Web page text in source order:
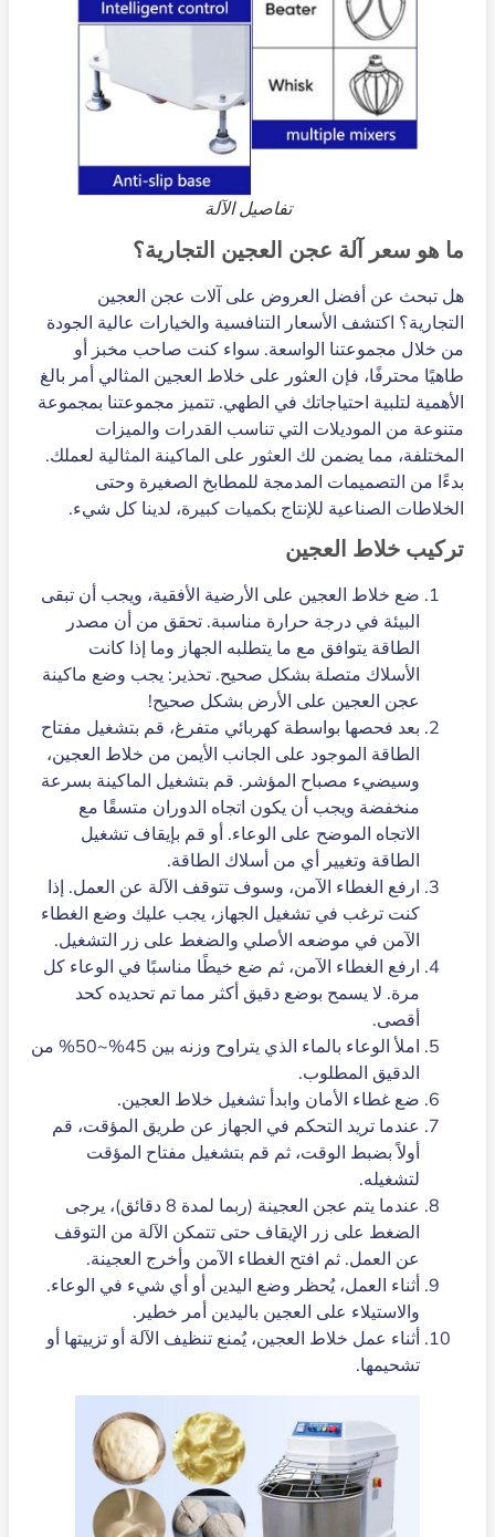
تفاصيل الآلة
ما هو سعر آلة عجن العجين التجارية؟
هل تبحث عن أفضل العروض على آلات عجن العجين
التجارية؟ اكتشف الأسعار التنافسية والخيارات عالية الجودة
من خلال مجموعتنا الواسعة. سواء كنت صاحب مخبز أو
طاهيًا محترفًا، فإن العثور على خلاط العجين المثالي أمر بالغ
الأهمية لتلبية احتياجاتك في الطهي. تتميز مجموعتنا بمجموعة
متنوعة من الموديلات التي تناسب القدرات والميزات
المختلفة، مما يضمن لك العثور على الماكينة المثالية لعملك.
بدءًا من التصميمات المدمجة للمطابخ الصغيرة وحتى
الخلاطات الصناعية للإنتاج بكميات كبيرة، لدينا كل شيء.
تركيب خلاط العجين
ضع خلاط العجين على الأرضية الأفقية، ويجب أن تبقى
البيئة في درجة حرارة مناسبة. تحقق من أن مصدر
الطاقة يتوافق مع ما يتطلبه الجهاز وما إذا كانت
الأسلاك متصلة بشكل صحيح. تحذير: يجب وضع ماكينة
عجن العجين على الأرض بشكل صحيح!
بعد فحصها بواسطة كهربائي متفرغ، قم بتشغيل مفتاح
الطاقة الموجود على الجانب الأيمن من خلاط العجين،
وسيضيء مصباح المؤشر. قم بتشغيل الماكينة بسرعة
منخفضة ويجب أن يكون اتجاه الدوران متسقًا مع
الاتجاه الموضح على الوعاء. أو قم بإيقاف تشغيل
الطاقة وتغيير أي من أسلاك الطاقة.
ارفع الغطاء الآمن، وسوف تتوقف الآلة عن العمل. إذا
كنت ترغب في تشغيل الجهاز، يجب عليك وضع الغطاء
الآمن في موضعه الأصلي والضغط على زر التشغيل.
ارفع الغطاء الآمن، ثم ضع خيطًا مناسبًا في الوعاء كل
مرة. لا يسمح بوضع دقيق أكثر مما تم تحديده كحد
أقصى.
املأ الوعاء بالماء الذي يتراوح وزنه بين 45%~50% من
الدقيق المطلوب.
ضع غطاء الأمان وابدأ تشغيل خلاط العجين.
عندما تريد التحكم في الجهاز عن طريق المؤقت، قم
أولاً بضبط الوقت، ثم قم بتشغيل مفتاح المؤقت
لتشغيله.
عندما يتم عجن العجينة (ربما لمدة 8 دقائق)، يرجى
الضغط على زر الإيقاف حتى تتمكن الآلة من التوقف
عن العمل. ثم افتح الغطاء الآمن وأخرج العجينة.
أثناء العمل، يُحظر وضع اليدين أو أي شيء في الوعاء.
والاستيلاء على العجين باليدين أمر خطير.
أثناء عمل خلاط العجين، يُمنع تنظيف الآلة أو تزييتها أو
تشحيمها.